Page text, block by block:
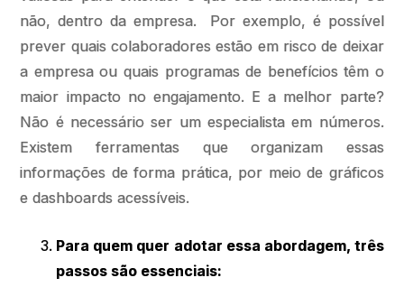
não, dentro da empresa. Por exemplo, é possível
prever quais colaboradores estão em risco de deixar
a empresa ou quais programas de benefícios têm o
maior impacto no engajamento. E a melhor parte?
Não é necessário ser um especialista em números.
Existem ferramentas que organizam essas
informações de forma prática, por meio de gráficos
e dashboards acessíveis.
Para quem quer adotar essa abordagem, três
passos são essenciais: